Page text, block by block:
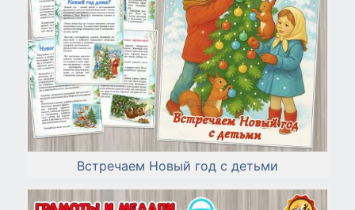
Встречаем Новый год с детьми